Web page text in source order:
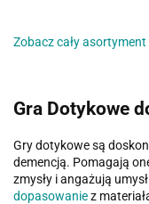
Zobacz cały asortyment
Gra Dotykowe
Gry dotykowe są
demencją. Pomagają
zmysły i angażują
dopasowaniez